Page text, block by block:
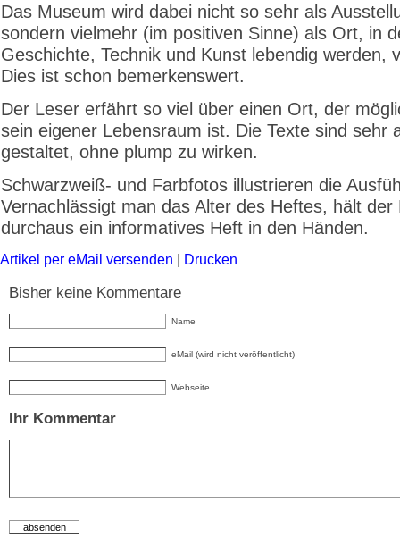
Das Museum wird dabei nicht so sehr als
sondern vielmehr (im positiven Sinne) als Ort, in
Geschichte, Technik und Kunst lebendig werden,
Dies ist schon bemerkenswert.
Der Leser erfährt so viel über einen Ort, der
sein eigener Lebensraum ist. Die Texte sind sehr
gestaltet, ohne plump zu wirken.
Schwarzweiß- und Farbfotos illustrieren die
Vernachlässigt man das Alter des Heftes, hält der
durchaus ein informatives Heft in den Händen.
Artikel per eMail versenden Drucken
Bisher keine Kommentare
Name
eMail (wird nicht veröffentlicht)
Webseite
Ihr Kommentar